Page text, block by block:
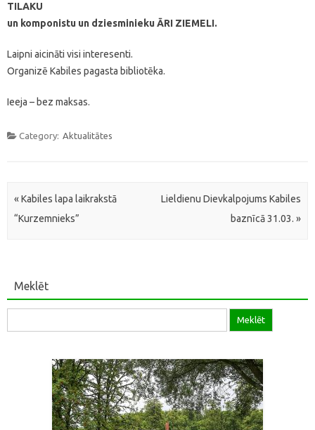
TILAKU
un komponistu un dziesminieku ĀRI ZIEMELI.
Laipni aicināti visi interesenti.
Organizē Kabiles pagasta bibliotēka.
Ieeja – bez maksas.
Category: Aktualitātes
Post navigation
«Kabiles lapa laikrakstā
“Kurzemnieks”
Lieldienu Dievkalpojums Kabiles
baznīcā 31.03.»
Meklēt